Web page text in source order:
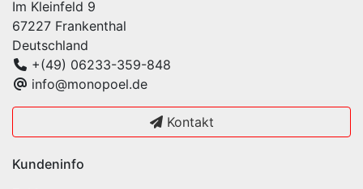
Im Kleinfeld 9
67227 Frankenthal
Deutschland
+(49) 06233-359-848
info@monopoel.de
Kontakt
Kundeninfo